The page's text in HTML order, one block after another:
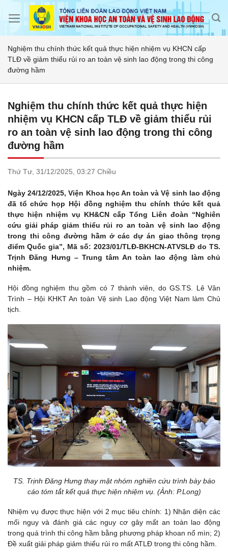
Nghiệm thu chính thức kết quả thực hiện nhiệm vụ KHCN cấp
TLĐ về giảm thiểu rủi ro an toàn vệ sinh lao động trong thi công
đường hầm
Nghiệm thu chính thức kết quả thực hiện
nhiệm vụ KHCN cấp TLĐ về giảm thiểu rủi
ro an toàn vệ sinh lao động trong thi công
đường hầm
Thứ Tư, 31/12/2025, 03:27 Chiều
Ngày 24/12/2025, Viện Khoa học An toàn và Vệ sinh lao động
đã tổ chức họp Hội đồng nghiệm thu chính thức kết quả
thực hiện nhiệm vụ KH&CN cấp Tổng Liên đoàn “Nghiên
cứu giải pháp giảm thiểu rủi ro an toàn vệ sinh lao động
trong thi công đường hầm ở các dự án giao thông trọng
điểm Quốc gia”, Mã số: 2023/01/TLĐ-BKHCN-ATVSLĐ do TS.
Trịnh Đăng Hưng – Trung tâm An toàn lao động làm chủ
nhiệm.
Hội đồng nghiệm thu gồm có 7 thành viên, do GS.TS. Lê Vân
Trình – Hội KHKT An toàn Vệ sinh Lao động Việt Nam làm Chủ
tịch.
TS. Trịnh Đăng Hưng thay mặt nhóm nghiên cứu trình bày báo
cáo tóm tắt kết quả thực hiện nhiệm vụ. (Ảnh: P.Long)
Nhiệm vụ được thực hiện với 2 mục tiêu chính: 1) Nhận diện các
mối nguy và đánh giá các nguy cơ gây mất an toàn lao động
trong quá trình thi công hầm bằng phương pháp khoan nổ mìn; 2)
Đề xuất giải pháp giảm thiểu rủi ro mất ATLĐ trong thi công hầm.